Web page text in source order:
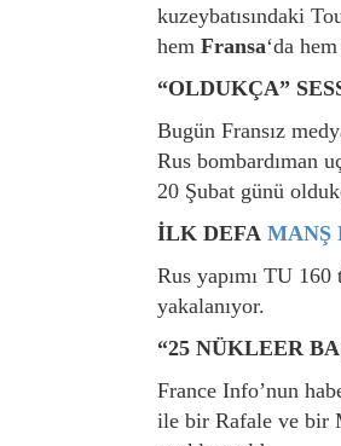
kuzeybatısındaki
hem Fransa‘da
“OLDUKÇA”
Bugün Fransız
Rus bombardıman
20 Şubat günü
İLK DEFA MANŞ
Rus yapımı TU
yakalanıyor.
“25 NÜKLEER
France Info’nun
ile bir Rafale ve bir